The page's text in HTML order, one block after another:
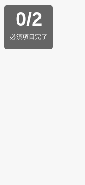
0/2
必須項目完了